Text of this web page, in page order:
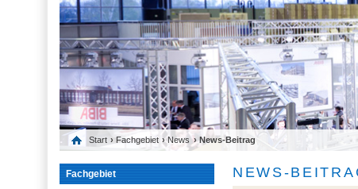
Start › Fachgebiet ›News › News-Beitrag
Fachgebiet NEWS-